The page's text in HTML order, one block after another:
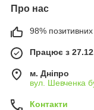
Про нас
98% позитивних
Працює з
м. Дніпро
вул. Шевченка
Контакти